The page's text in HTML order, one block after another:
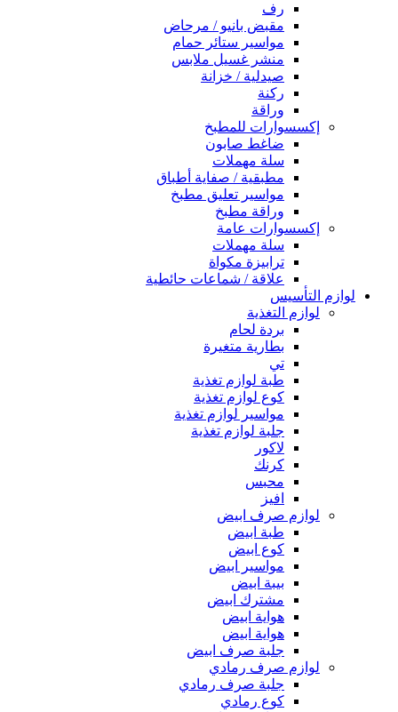
رف
مقبض بانيو / مرحاض
مواسير ستائر حمام
منشر غسيل ملابس
صيدلية / خزانة
ركنة
وراقة
إكسسوارات للمطبخ
ضاغط صابون
سلة مهملات
مطبقية / صفاية أطباق
مواسير تعليق مطبخ
وراقة مطبخ
إكسسوارات عامة
سلة مهملات
ترابيزة مكواة
علاقة / شماعات حائطية
لوازم التأسيس
لوازم التغذية
بردة لحام
بطارية متغيرة
تي
طبة لوازم تغذية
كوع لوازم تغذية
مواسير لوازم تغذية
جلبة لوازم تغذية
لاكور
كرنك
محبس
افيز
لوازم صرف ابيض
طبة ابيض
كوع ابيض
مواسير ابيض
بيبة ابيض
مشترك ابيض
هواية ابيض
هواية ابيض
جلبة صرف ابيض
لوازم صرف رمادي
جلبة صرف رمادي
كوع رمادي